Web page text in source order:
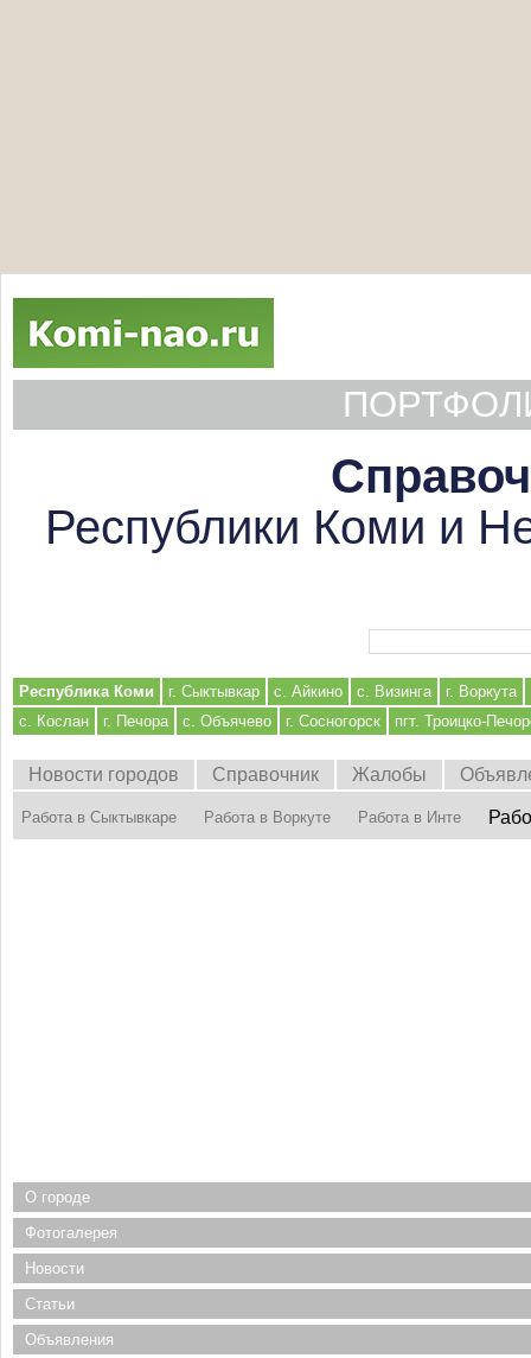
Республики Коми и
Республика Коми г. Сыктывкар с. Айкино с. Визинга
г. Воркута
с. Кослан
г. Печора с. Объячево г. Сосногорск пгт. Троицко-
Новости городов Справочник Жалобы
Работа в Сыктывкаре Работа в Воркуте Работа в Инте
О городе
Фотогалерея
Новости
Статьи
Объявления